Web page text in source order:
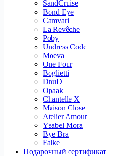
SandCruise
Bond Eye
Camvari
La Revêche
Poby
Undress Code
Moeva
One Four
Boglietti
DnuD
Opaak
Chantelle X
Maison Close
Atelier Amour
Ysabel Mora
Bye Bra
Falke
Подарочный сертификат